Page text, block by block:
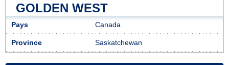
GOLDEN WEST
Pays Canada
Province Saskatchewan